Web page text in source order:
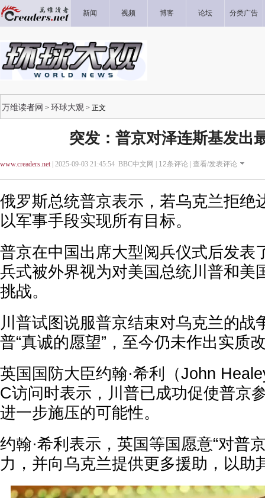
新闻 视频 博客 论坛 分类广告
万维读者网 > 环球大观 > 正文
突发：普京对泽连斯基发出
www.creaders.net| 2025-09-03 21:45:54 BBC中文网 | 12条评论 | 查看/发表评论
俄罗斯总统普京表示，若乌克兰拒绝
以军事手段实现所有目标。
普京在中国出席大型阅兵仪式后发表
兵式被外界视为对美国总统川普和美
挑战。
川普试图说服普京结束对乌克兰的战
普“真诚的愿望”，至今仍未作出实质
英国国防大臣约翰·希利（John
C访问时表示，川普已成功促使普京
进一步施压的可能性。
约翰·希利表示，英国等国愿意“对普
力，并向乌克兰提供更多援助，以助